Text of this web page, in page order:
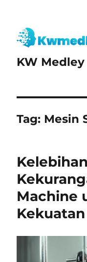
KW Medley
Tag: Mesin
Machine
Kekuatan